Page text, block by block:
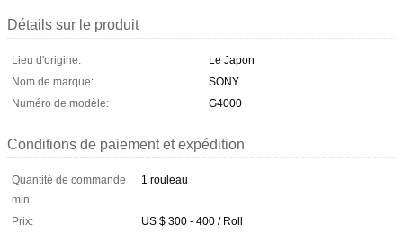
Détails sur le produit
Lieu d'origine:
Le Japon
Nom de marque:
SONY
Numéro de modèle:
G4000
Conditions de paiement et expédition
Quantité de commande
min:
1 rouleau
Prix:
US $ 300 - 400 / Roll